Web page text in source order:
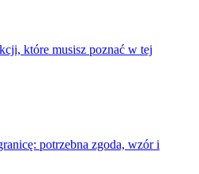
które musisz poznać w tej
potrzebna zgoda, wzór i